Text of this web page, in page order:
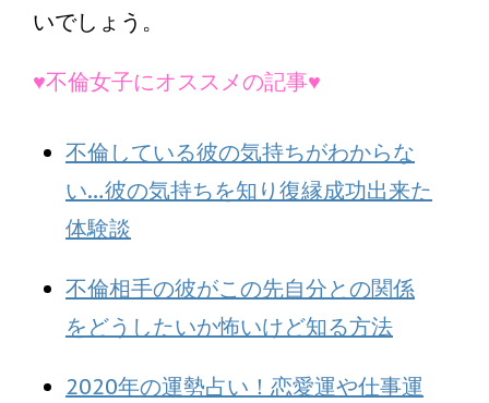
いでしょう。
♥不倫女子にオススメの記事♥
不倫している彼の気持ちがわからな
い…彼の気持ちを知り復縁成功出来た
体験談
不倫相手の彼がこの先自分との関係
をどうしたいか怖いけど知る方法
2020年の運勢占い！恋愛運や仕事運